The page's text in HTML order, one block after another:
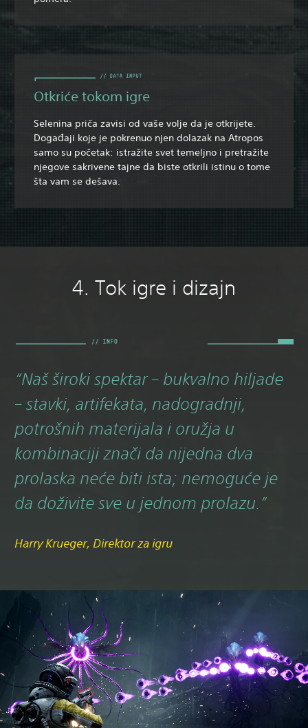
Otkriće tokom igre
Selenina priča zavisi od vaše volje da je otkrijete.
Događaji koje je pokrenuo njen dolazak na Atropos
samo su početak: istražite svet temeljno i pretražite
njegove sakrivene tajne da biste otkrili istinu o tome
šta vam se dešava.
4. Tok igre i dizajn
“Naš široki spektar – bukvalno hiljade
– stavki, artifekata, nadogradnji,
potrošnih materijala i oružja u
kombinaciji znači da nijedna dva
prolaska neće biti ista; nemoguće je
da doživite sve u jednom prolazu.”
Harry Krueger, Direktor za igru